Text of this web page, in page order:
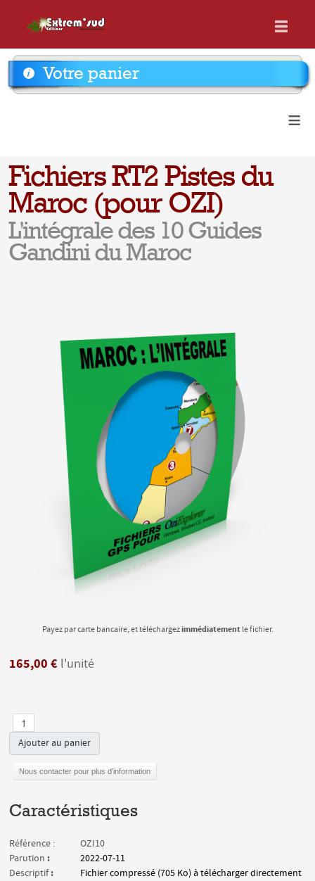
Votre panier
≡
Fichiers RT2 Pistes du
Maroc (pour OZI)
L'intégrale des 10 Guides
Gandini du Maroc
Payez par carte bancaire, et téléchargezimmédiatementle fichier.
165,00 € l'unité
Ajouter au panier
Nous contacter pour plus d'information
Caractéristiques
Référence :
OZI10
Parution :
2022-07-11
Descriptif:
Fichier compressé (705 Ko) à télécharger directement